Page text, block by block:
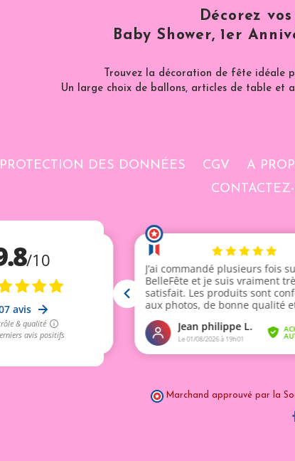
Décorez
Baby Shower, 1er
Trouvez la décoration de fête idéale
Un large choix de ballons, articles de table et
PROTECTION DES DONNÉES CGV A
Marchand approuvé par la